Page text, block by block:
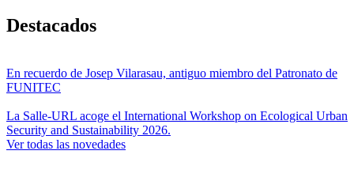
Destacados
En recuerdo de Josep Vilarasau, antiguo miembro del Patronato de
FUNITEC
La Salle-URL acoge el International Workshop on Ecological Urban
Security and Sustainability 2026.
Ver todas las novedades